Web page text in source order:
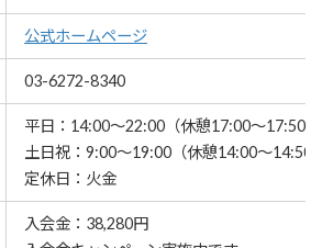
公式ホームページ
03-6272-8340
平日：14:00～22:00（休憩17:00～17:50）
土日祝：9:00～19:00（休憩14:00～14:50
定休日：火金
入会金：38,280円